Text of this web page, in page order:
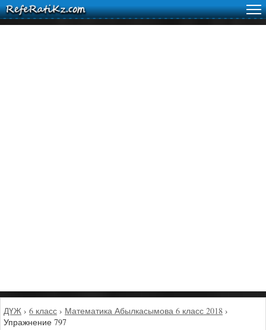
ДҮЖ › 6 класс › Математика Абылкасымова 6 класс 2018 ›
Упражнение 797